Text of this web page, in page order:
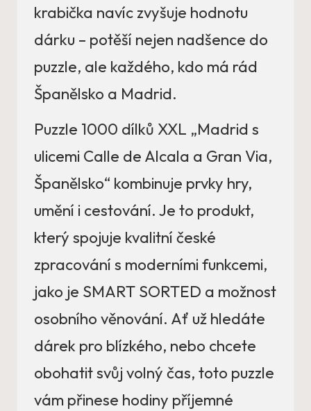
krabička navíc zvyšuje hodnotu
dárku – potěší nejen nadšence do
puzzle, ale každého, kdo má rád
Španělsko a Madrid.
Puzzle 1000 dílků XXL „Madrid s
ulicemi Calle de Alcala a Gran Via,
Španělsko“ kombinuje prvky hry,
umění i cestování. Je to produkt,
který spojuje kvalitní české
zpracování s moderními funkcemi,
jako je SMART SORTED a možnost
osobního věnování. Ať už hledáte
dárek pro blízkého, nebo chcete
obohatit svůj volný čas, toto puzzle
vám přinese hodiny příjemné